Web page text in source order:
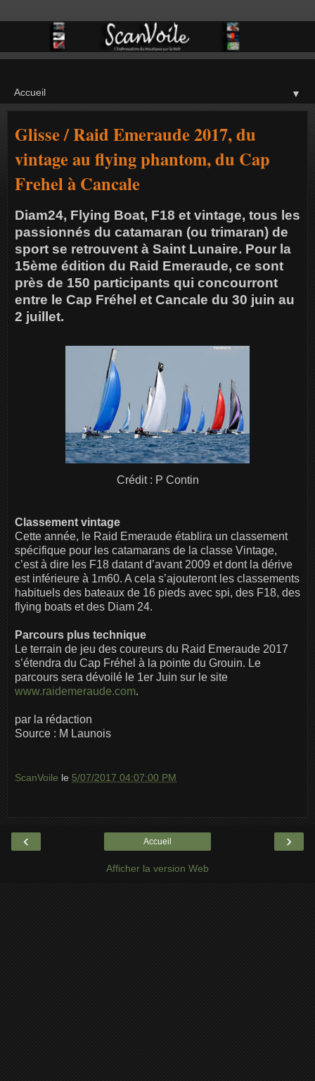
▼
Glisse / Raid Emeraude 2017, du
vintage au flying phantom, du Cap
Frehel à Cancale
Diam24, Flying Boat, F18 et vintage, tous les
passionnés du catamaran (ou trimaran) de
sport se retrouvent à Saint Lunaire. Pour la
15ème édition du Raid Emeraude, ce sont
près de 150 participants qui concourront
entre le Cap Fréhel et Cancale du 30 juin au
2 juillet.
Crédit : P Contin
Classement vintage
Cette année, le Raid Emeraude établira un classement
spécifique pour les catamarans de la classe Vintage,
c’est à dire les F18 datant d’avant 2009 et dont la dérive
est inférieure à 1m60. A cela s’ajouteront les classements
habituels des bateaux de 16 pieds avec spi, des F18, des
flying boats et des Diam 24.
Parcours plus technique
Le terrain de jeu des coureurs du Raid Emeraude 2017
s’étendra du Cap Fréhel à la pointe du Grouin. Le
parcours sera dévoilé le 1er Juin sur le site
www.raidemeraude.com.
par la rédaction
Source : M Launois
ScanVoile le 5/07/2017 04:07:00 PM
‹ ›
Accueil
Afficher la version Web